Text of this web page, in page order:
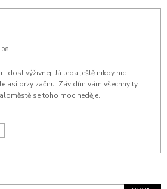
i dost výživnej. Já teda ještě nikdy nic
asi brzy začnu. Závidím vám všechny ty
se toho moc neděje.